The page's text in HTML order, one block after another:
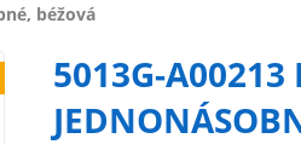
béžová
5013G-A00213